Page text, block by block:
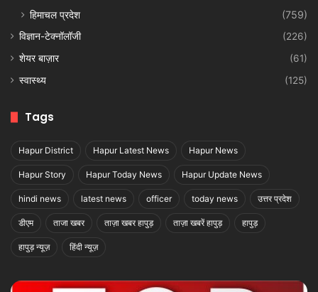
हिमाचल प्रदेश
(759)
विज्ञान-टेक्नॉलॉजी
(226)
शेयर बाज़ार
(61)
स्वास्थ्य
(125)
Tags
Hapur District Hapur Latest News Hapur News
Hapur Story Hapur Today News Hapur Update News
hindi news latest news officer today news उत्तर प्रदेश
डीएम ताजा खबर ताज़ा खबर हापुड़ ताज़ा खबरें हापुड़ हापुड़
हापुड़ न्यूज़ हिंदी न्यूज़